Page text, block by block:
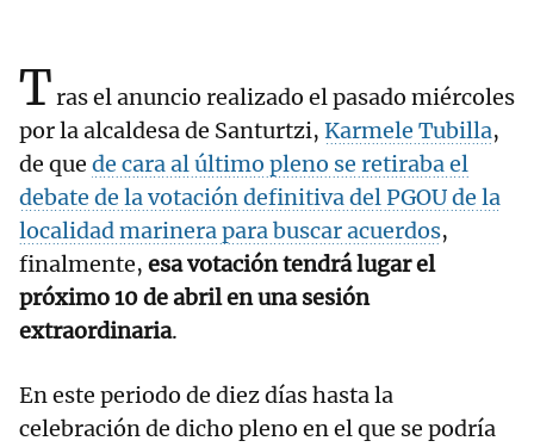
Tras el anuncio realizado el pasado miércoles
por la alcaldesa de Santurtzi, Karmele Tubilla,
de que de cara al último pleno se retiraba el
debate de la votación definitiva del PGOU de la
localidad marinera para buscar acuerdos,
finalmente, esa votación tendrá lugar el
próximo 10 de abril en una sesión
extraordinaria.
En este periodo de diez días hasta la
celebración de dicho pleno en el que se podría